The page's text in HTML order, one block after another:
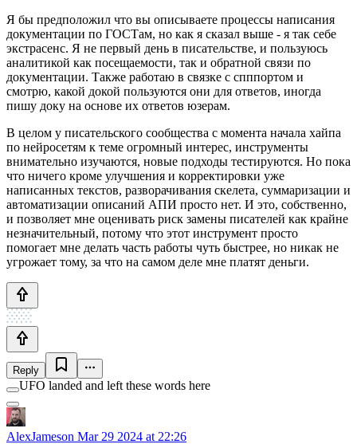
Я бы предположил что вы описываете процессы написания
документации по ГОСТам, но как я сказал выше - я так себе
экстрасенс. Я не первый день в писательстве, и пользуюсь
аналитикой как посещаемости, так и обратной связи по
документации. Также работаю в связке с спппортом и
смотрю, какой докой пользуются они для ответов, иногда
пишу доку на основе их ответов юзерам.
В целом у писательского сообщества с момента начала хайпа
по нейросетям к теме огромный интерес, инструменты
внимательно изучаются, новые подходы тестируются. Но пока
что ничего кроме улучшения и корректировки уже
написанных текстов, разворачивания скелета, суммаризации и
автоматизации описаний АПИ просто нет. И это, собственно,
и позволяет мне оценивать риск замены писателей как крайне
незначительный, потому что этот инструмент просто
помогает мне делать часть работы чуть быстрее, но никак не
угрожает тому, за что на самом деле мне платят деньги.
Reply
UFO landed and left these words here
AlexJameson Mar 29 2024 at 22:26